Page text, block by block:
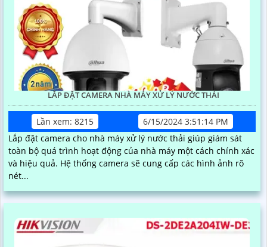
LẮP ĐẶT CAMERA NHÀ MÁY XỬ LÝ NƯỚC THẢI
Lần xem: 8215
6/15/2024 3:51:14 PM
Lắp đặt camera cho nhà máy xử lý nước thải giúp giám sát
toàn bộ quá trình hoạt động của nhà máy một cách chính xác
và hiệu quả. Hệ thống camera sẽ cung cấp các hình ảnh rõ
nét...